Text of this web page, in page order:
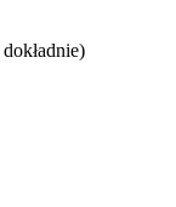
dokładnie)